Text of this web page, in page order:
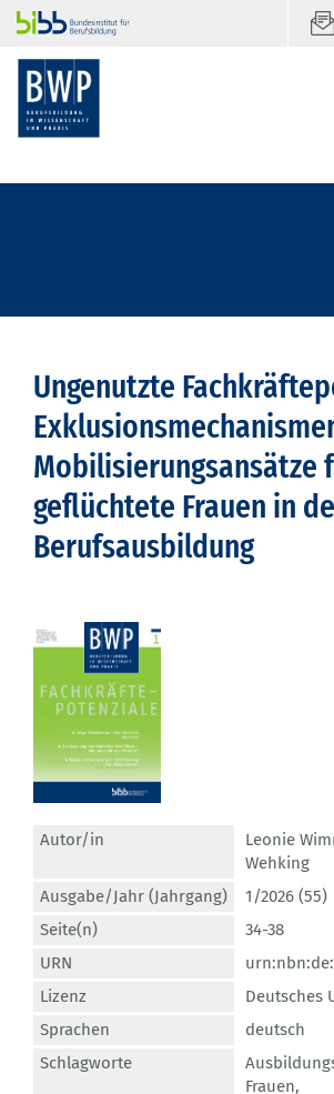
Ungenutzte
Mobilisierungsansätze
geflüchtete Frauen in
Berufsausbildung
Autor/in Leonie
Wehking
Ausgabe/Jahr (Jahrgang)
1/2026 (55)
Seite(n)
34-38
URN
Lizenz
Deutsches
Sprachen
deutsch
Schlagworte
Frauen,